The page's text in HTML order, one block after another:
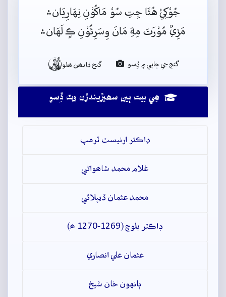
جُوْکِيْ هُئَا جِتِ سُوْ مَاکُوْنِ نِهَارِيَان﮶
مَر﮽ِيٌ مُوْرَتَ مِةِ مَانَ وِسَرِئُوْنِ ڪٍ لَهَان﮶
گنج جي ڇاپي ۾ ڏِسو گنج ڏانھن ھلو
ھِي بيت ٻين سھيڙيندڙن وٽ ڏِسو
ڊاڪٽر ارنيسٽ ٽرمپ
غلام محمد شاھواڻي
محمد عثمان ڏيپلائي
ڊاڪٽر بلوچ (1269-1270 ھ)
عثمان علي انصاري
ٻانهون خان شيخ